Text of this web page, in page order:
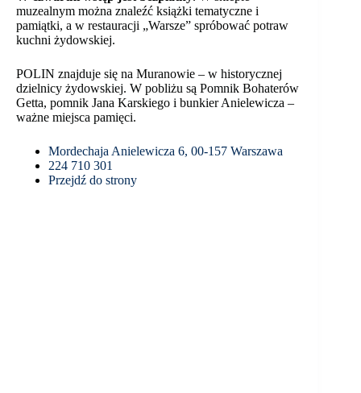
muzealnym można znaleźć książki tematyczne i
pamiątki, a w restauracji „Warsze” spróbować potraw
kuchni żydowskiej.
POLIN znajduje się na Muranowie – w historycznej
dzielnicy żydowskiej. W pobliżu są Pomnik Bohaterów
Getta, pomnik Jana Karskiego i bunkier Anielewicza –
ważne miejsca pamięci.
Mordechaja Anielewicza 6, 00-157 Warszawa
224 710 301
Przejdź do strony